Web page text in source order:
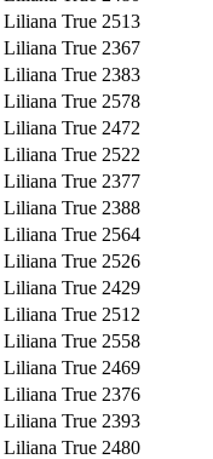
Liliana True 2513
Liliana True 2367
Liliana True 2383
Liliana True 2578
Liliana True 2472
Liliana True 2522
Liliana True 2377
Liliana True 2388
Liliana True 2564
Liliana True 2526
Liliana True 2429
Liliana True 2512
Liliana True 2558
Liliana True 2469
Liliana True 2376
Liliana True 2393
Liliana True 2480